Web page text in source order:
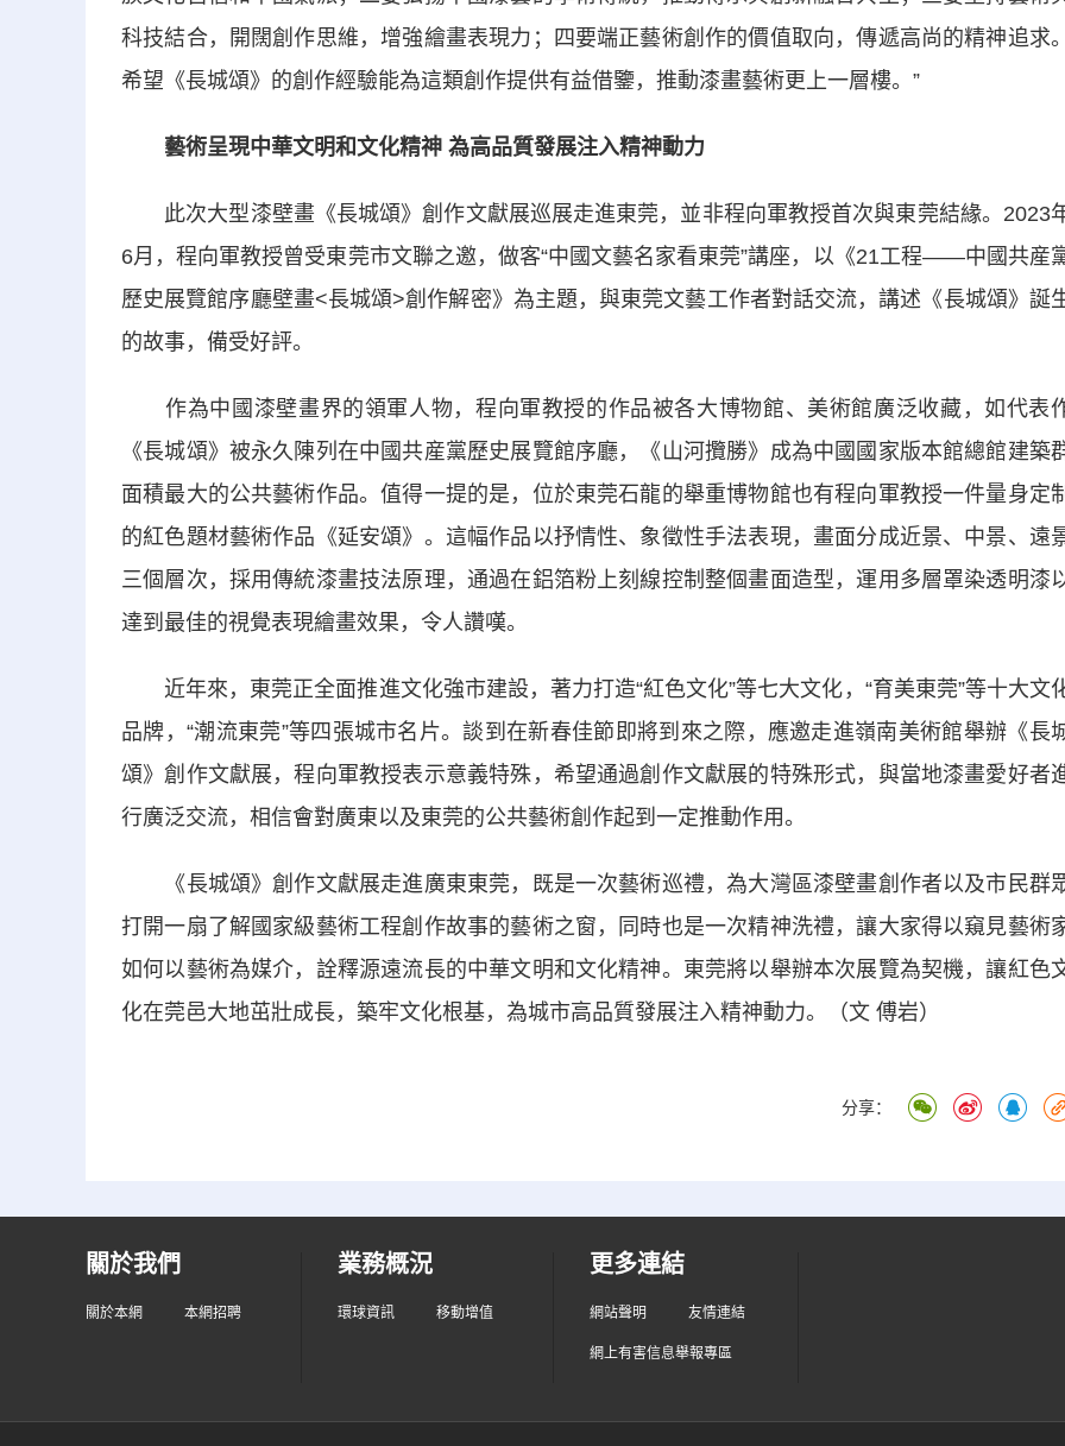
科技結合，開闊創作思維，增強繪畫表現力；四要端正藝術創作的價值取向，傳遞高尚的精神追求。
希望《長城頌》的創作經驗能為這類創作提供有益借鑒，推動漆畫藝術更上一層樓。”
藝術呈現中華文明和文化精神 為高品質發展注入精神動力
此次大型漆壁畫《長城頌》創作文獻展巡展走進東莞，並非程向軍教授首次與東莞結緣。2023
6月，程向軍教授曾受東莞市文聯之邀，做客“中國文藝名家看東莞”講座，以《21工程——中國共産
歷史展覽館序廳壁畫<長城頌>創作解密》為主題，與東莞文藝工作者對話交流，講述《長城頌》誕
的故事，備受好評。
作為中國漆壁畫界的領軍人物，程向軍教授的作品被各大博物館、美術館廣泛收藏，如代表
《長城頌》被永久陳列在中國共産黨歷史展覽館序廳，《山河攬勝》成為中國國家版本館總館建築
面積最大的公共藝術作品。值得一提的是，位於東莞石龍的舉重博物館也有程向軍教授一件量身定
的紅色題材藝術作品《延安頌》。這幅作品以抒情性、象徵性手法表現，畫面分成近景、中景、遠
三個層次，採用傳統漆畫技法原理，通過在鋁箔粉上刻線控制整個畫面造型，運用多層罩染透明漆
達到最佳的視覺表現繪畫效果，令人讚嘆。
近年來，東莞正全面推進文化強市建設，著力打造“紅色文化”等七大文化，“育美東莞”等十大文
品牌，“潮流東莞”等四張城市名片。談到在新春佳節即將到來之際，應邀走進嶺南美術館舉辦《長
頌》創作文獻展，程向軍教授表示意義特殊，希望通過創作文獻展的特殊形式，與當地漆畫愛好者
行廣泛交流，相信會對廣東以及東莞的公共藝術創作起到一定推動作用。
《長城頌》創作文獻展走進廣東東莞，既是一次藝術巡禮，為大灣區漆壁畫創作者以及市民群
打開一扇了解國家級藝術工程創作故事的藝術之窗，同時也是一次精神洗禮，讓大家得以窺見藝術
如何以藝術為媒介，詮釋源遠流長的中華文明和文化精神。東莞將以舉辦本次展覽為契機，讓紅色
化在莞邑大地茁壯成長，築牢文化根基，為城市高品質發展注入精神動力。（文 傅岩）
分享：
關於我們
關於本網 本網招聘
業務概況
環球資訊 移動增值
更多連結
網站聲明 友情連結
網上有害信息舉報專區